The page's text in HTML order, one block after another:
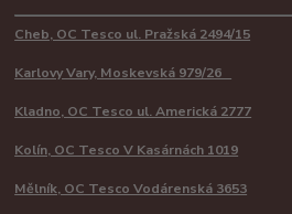
Cheb, OC Tesco ul. Pražská 2494/15
Karlovy Vary, Moskevská 979/26
Kladno, OC Tesco ul. Americká 2777
Kolín, OC Tesco V Kasárnách 1019
Mělník, OC Tesco Vodárenská 3653